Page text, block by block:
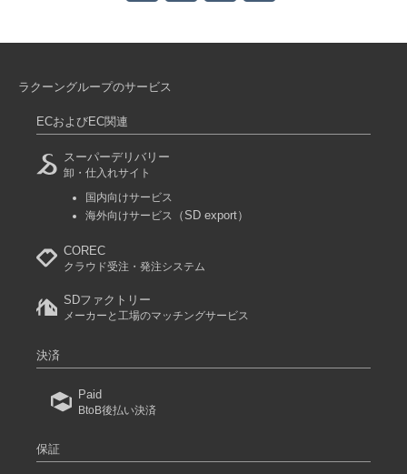
ラクーングループのサービス
ECおよびEC関連
スーパーデリバリー
卸・仕入れサイト
国内向けサービス
海外向けサービス
（SD export）
COREC
クラウド受注・発注システム
SDファクトリー
メーカーと工場のマッチングサービス
決済
Paid
BtoB後払い決済
保証